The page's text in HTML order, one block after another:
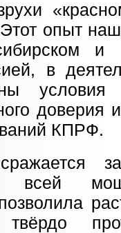
опыт
и
в
КПРФ.
всей